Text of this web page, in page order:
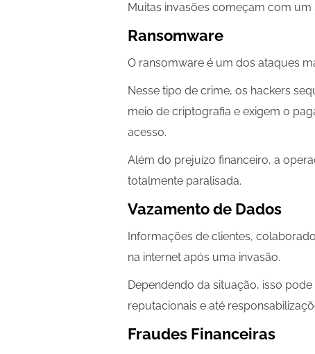
Muitas invasões começam com
Ransomware
O ransomware é um dos ataques
Nesse tipo de crime, os hackers
meio de criptografia e exigem o
acesso.
Além do prejuízo financeiro, a
totalmente paralisada.
Vazamento de Dados
Informações de clientes,
na internet após uma invasão.
Dependendo da situação, isso
reputacionais e até
Fraudes Financeiras